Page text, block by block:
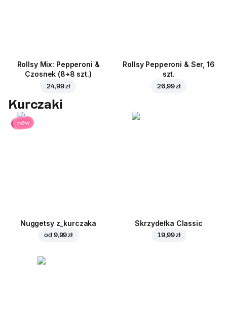
Rollsy Mix: Pepperoni &
Czosnek (8+8 szt.)
24,99 zł
Rollsy Pepperoni & Ser, 16
szt.
26,99 zł
Kurczaki
new
Nuggetsy z_kurczaka
od 9,99 zł
Skrzydełka Classic
19,99 zł